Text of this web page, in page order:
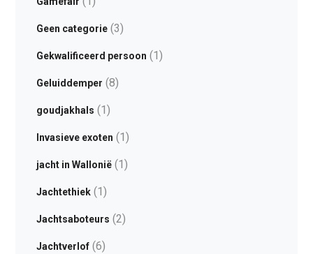
Geen categorie(3)
Gekwalificeerd persoon (1)
Geluiddemper (8)
goudjakhals (1)
Invasieve exoten (1)
jacht in Wallonië(1)
Jachtethiek(1)
Jachtsaboteurs (2)
Jachtverlof(6)